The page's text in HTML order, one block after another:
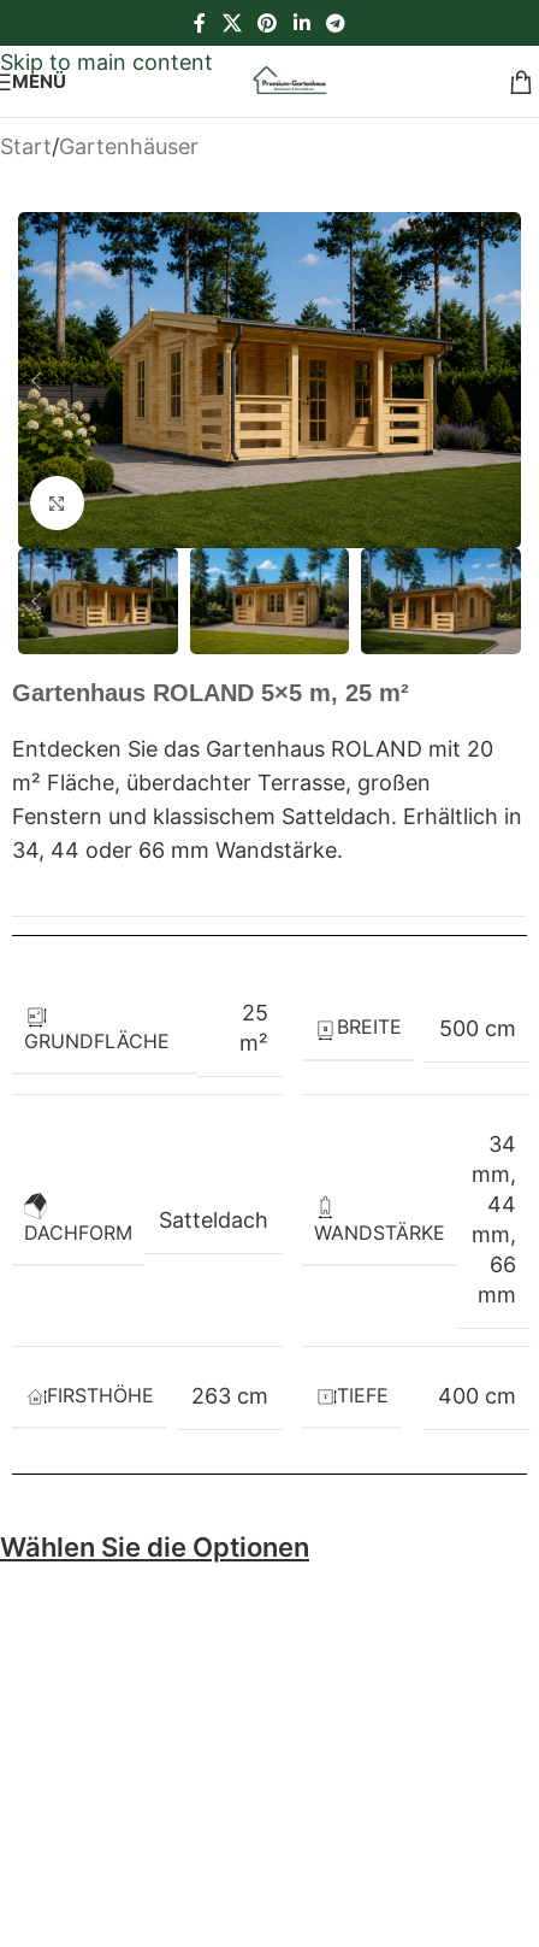
Skip to main content
MENÜ
Start/Gartenhäuser
Klick zum Vergrößern
Gartenhaus ROLAND 5×5 m, 25 m²
Entdecken Sie das Gartenhaus ROLAND mit 20
m² Fläche, überdachter Terrasse, großen
Fenstern und klassischem Satteldach. Erhältlich in
34, 44 oder 66 mm Wandstärke.
GRUNDFLÄCHE
25
m²
BREITE 500 cm
DACHFORM
Satteldach
WANDSTÄRKE
34
mm,
44
mm,
66
mm
FIRSTHÖHE 263 cm TIEFE 400 cm
Wählen Sie die Optionen